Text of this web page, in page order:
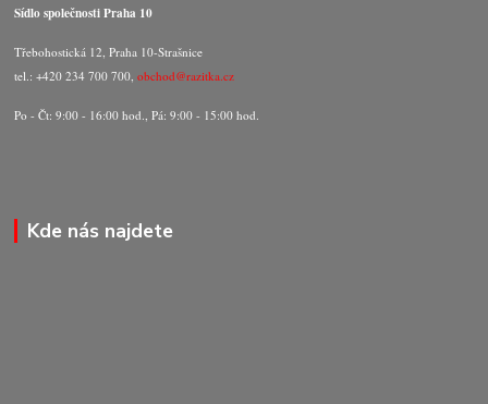
Sídlo společnosti Praha 10
Třebohostická 12, Praha 10-Strašnice
tel.: +420 234 700 700,obchod@razitka.cz
Po - Čt: 9:00 - 16:00 hod., Pá: 9:00 - 15:00 hod.
Kde nás najdete